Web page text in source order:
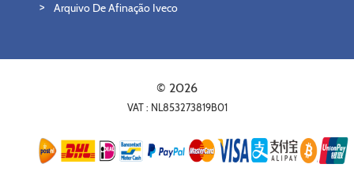
Arquivo De Afinação Iveco
© 2026
VAT : NL853273819B01